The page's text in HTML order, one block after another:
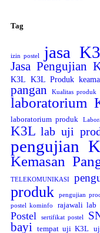
Tag
izin postel jasa
Jasa Pengujian
K3L K3L Produk
pangan
Kualitas produk
laboratorium
laboratorium produk
K3L
lab uji
pengujian
Kemasan
TELEKOMUNIKASI
produk
pengujian
postel kominfo
rajawali lab
Postel
sertifikat postel
bayi
tempat uji K3L